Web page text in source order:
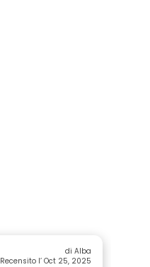
di Alba
Recensito l’ Oct 25, 2025